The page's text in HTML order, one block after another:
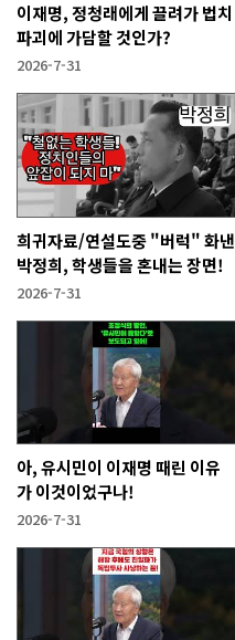
이재명, 정청래에게 끌려가 법치
파괴에 가담할 것인가?
2026-7-31
희귀자료/연설도중 "버럭" 화낸
박정희, 학생들을 혼내는 장면!
2026-7-31
아, 유시민이 이재명 때린 이유
가 이것이었구나!
2026-7-31